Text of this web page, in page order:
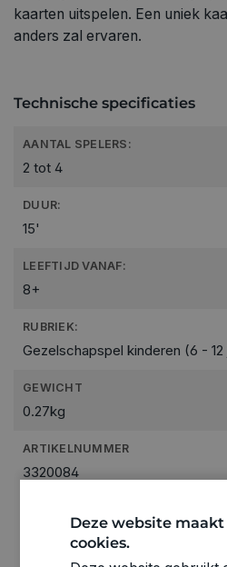
kaarten uitspelen. Een uniek
anders zal ervaren.
Technische specificaties
AANTAL SPELERS:
2 tot 4
DUUR:
15'
LEEFTIJD VANAF:
8+
RUBRIEK:
Gezelschapspel kinderen (6 - 12
GEWICHT
0.27kg
ARTIKELNUMMER
3320084
Deze website
cookies.